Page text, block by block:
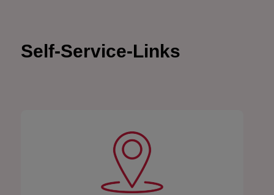
Self-Service-Links